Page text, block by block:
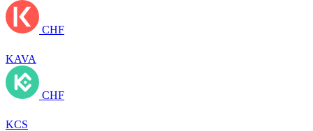
CHF
KAVA
CHF
KCS